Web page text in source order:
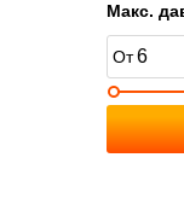
Макс.